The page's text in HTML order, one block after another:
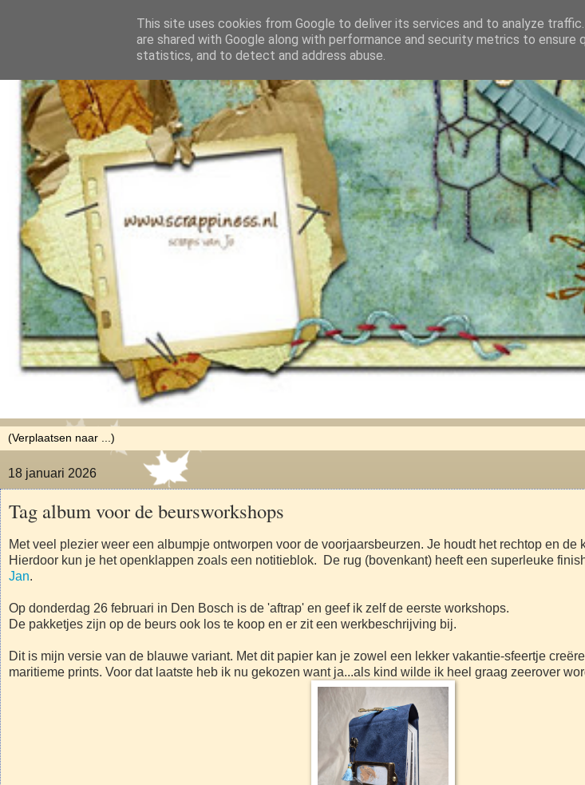
18 januari 2026
Tag album voor de beursworkshops
Met veel plezier weer een albumpje ontworpen voor de voorjaarsbeurzen. Je houdt het rechtop en de
Hierdoor kun je het openklappen zoals een notitieblok. De rug (bovenkant) heeft een superleuke
Jan.
Op donderdag 26 februari in Den Bosch is de 'aftrap' en geef ik zelf de eerste workshops.
De pakketjes zijn op de beurs ook los te koop en er zit een werkbeschrijving bij.
Dit is mijn versie van de blauwe variant. Met dit papier kan je zowel een lekker vakantie-sfeertje
maritieme prints. Voor dat laatste heb ik nu gekozen want ja...als kind wilde ik heel graag zeerover
This site uses cookies from Google to deliver its services and to analyze
are shared with Google along with performance and security metrics to ensure
statistics, and to detect and address abuse.